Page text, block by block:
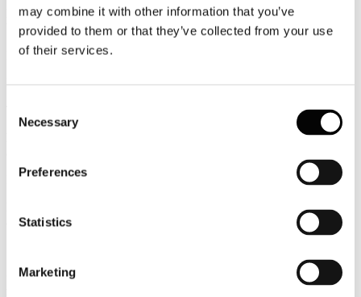
may combine it with other information that you’ve
provided to them or that they’ve collected from your use
of their services.
Selection
Necessary
Preferences
Statistics
Marketing
PALMUCCI - Effetto Expo sugli alberghi corsa al restyling dei
big i piccoli stanno a guardare
La Repubblica - Affari & Finanza
PALMUCCI - Tra le vie di Milano 22mila eventi e i box per gli
Il Sole 24 Ore
PALMUCCI - Tra le vie di Milano 22mila eventi e i box per gli
affari
CONFINDUSTRIA ALBERGHI - Expo, scatta l'ora dei